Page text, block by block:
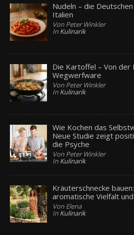
Nudeln – die
Italien
Von Peter Winkler
In Kulinarik
Die Kartoffel – Von
Wegwerfware
Von Peter Winkler
In Kulinarik
Wie Kochen das
Neue Studie zeigt
die Psyche
Von Peter Winkler
In Kulinarik
Kräuterschnecke
aromatische Vielfalt
Von Elena
In Kulinarik